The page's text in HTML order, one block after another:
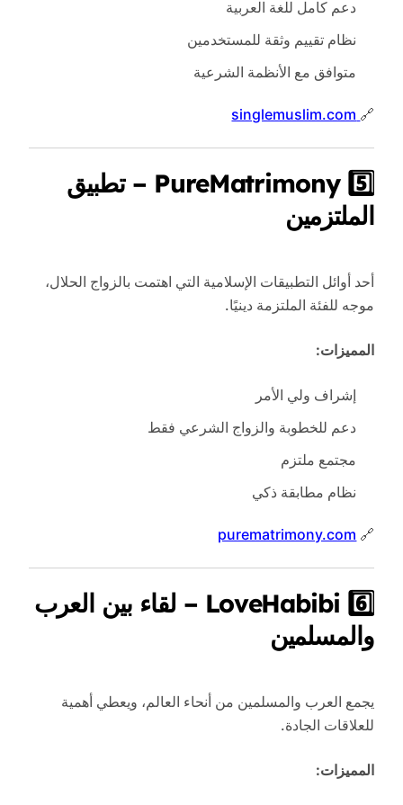
دعم كامل للغة العربية
نظام تقييم وثقة للمستخدمين
متوافق مع الأنظمة الشرعية
🔗
5️⃣ PureMatrimony – تطبيق
الملتزمين
أحد أوائل التطبيقات الإسلامية التي اهتمت بالزواج الحلال،
موجه للفئة الملتزمة دينيًا.
المميزات:
إشراف ولي الأمر
دعم للخطوبة والزواج الشرعي فقط
مجتمع ملتزم
نظام مطابقة ذكي
🔗
purematrimony.com
6️⃣ LoveHabibi – لقاء بين العرب
والمسلمين
يجمع العرب والمسلمين من أنحاء العالم، ويعطي أهمية
للعلاقات الجادة.
المميزات: